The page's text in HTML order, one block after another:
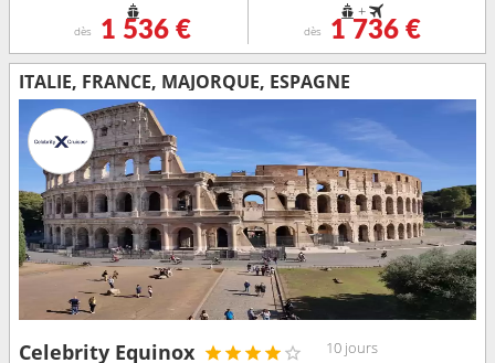
dès 1 536 €
+
dès 1 736 €
ITALIE, FRANCE, MAJORQUE, ESPAGNE
Celebrity Equinox
10 jours